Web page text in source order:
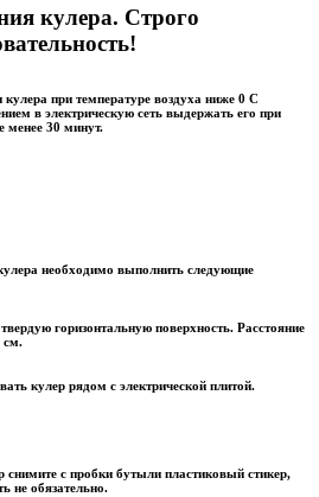
кулера. Строго
кулера при температуре воздуха ниже 0 С
в электрическую сеть выдержать его при
менее 30 минут.
необходимо выполнить следующие
горизонтальную поверхность. Расстояние
см.
кулер рядом с электрической плитой.
с пробки бутыли пластиковый стикер,
не обязательно.